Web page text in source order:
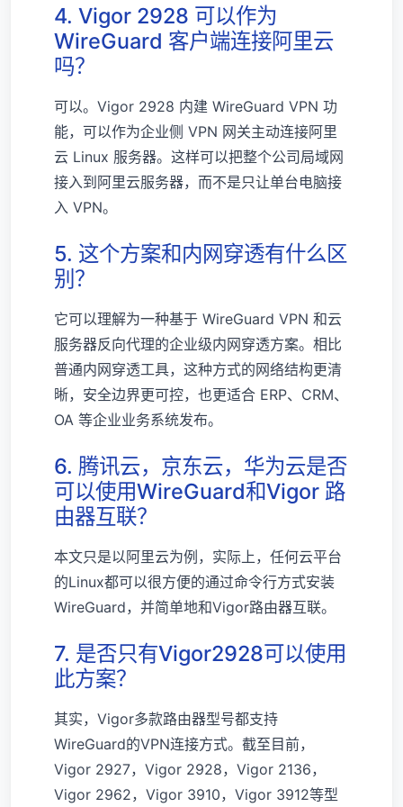
4. Vigor 2928 可以作为
WireGuard 客户端连接阿里云
吗？
可以。Vigor 2928 内建 WireGuard VPN 功
能，可以作为企业侧 VPN 网关主动连接阿里
云 Linux 服务器。这样可以把整个公司局域网
接入到阿里云服务器，而不是只让单台电脑接
入 VPN。
5. 这个方案和内网穿透有什么区
别？
它可以理解为一种基于 WireGuard VPN 和云
服务器反向代理的企业级内网穿透方案。相比
普通内网穿透工具，这种方式的网络结构更清
晰，安全边界更可控，也更适合 ERP、CRM、
OA 等企业业务系统发布。
6. 腾讯云，京东云，华为云是否
可以使用WireGuard和Vigor 路
由器互联？
本文只是以阿里云为例，实际上，任何云平台
的Linux都可以很方便的通过命令行方式安装
WireGuard，并简单地和Vigor路由器互联。
7. 是否只有Vigor2928可以使用
此方案？
其实，Vigor多款路由器型号都支持
WireGuard的VPN连接方式。截至目前，
Vigor 2927，Vigor 2928，Vigor 2136，
Vigor 2962，Vigor 3910，Vigor 3912等型